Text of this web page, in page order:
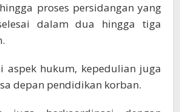
proses persidangan yang
dalam dua hingga tiga
aspek hukum, kepedulian juga
depan pendidikan korban.